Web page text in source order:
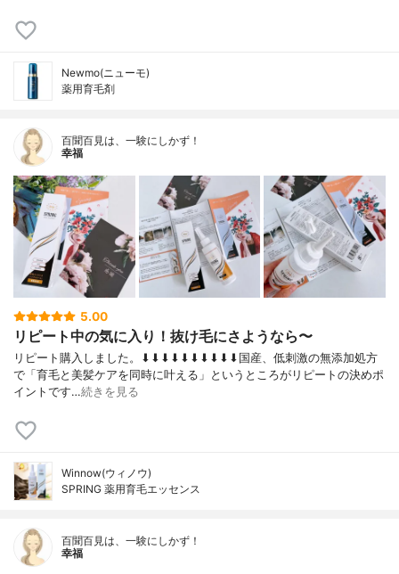
Newmo(ニューモ)
薬用育毛剤
百聞百見は、一験にしかず！
幸福
5.00
リピート中の気に入り！抜け毛にさようなら〜
リピート購入しました。⬇︎⬇︎⬇︎⬇︎⬇︎⬇︎⬇︎⬇︎⬇︎⬇︎国産、低刺激の無添加処方
で「育毛と美髪ケアを同時に叶える」というところがリピートの決めポ
イントです…続きを見る
Winnow(ウィノウ)
SPRING 薬用育毛エッセンス
百聞百見は、一験にしかず！
幸福